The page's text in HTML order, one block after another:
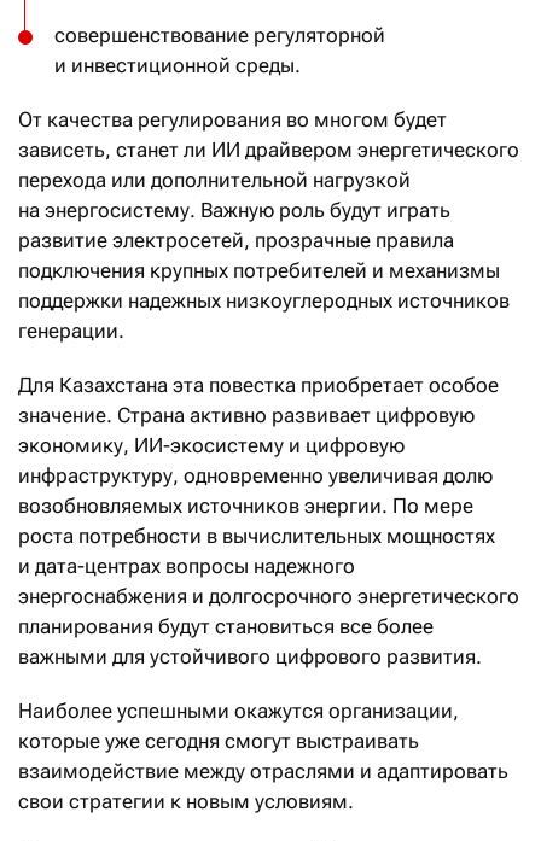
совершенствование регуляторной
и инвестиционной среды.
От качества регулирования во многом будет
зависеть, станет ли ИИ драйвером энергетического
перехода или дополнительной нагрузкой
на энергосистему. Важную роль будут играть
развитие электросетей, прозрачные правила
подключения крупных потребителей и механизмы
поддержки надежных низкоуглеродных источников
генерации.
Для Казахстана эта повестка приобретает особое
значение. Страна активно развивает цифровую
экономику, ИИ-экосистему и цифровую
инфраструктуру, одновременно увеличивая долю
возобновляемых источников энергии. По мере
роста потребности в вычислительных мощностях
и дата-центрах вопросы надежного
энергоснабжения и долгосрочного энергетического
планирования будут становиться все более
важными для устойчивого цифрового развития.
Наиболее успешными окажутся организации,
которые уже сегодня смогут выстраивать
взаимодействие между отраслями и адаптировать
свои стратегии к новым условиям.